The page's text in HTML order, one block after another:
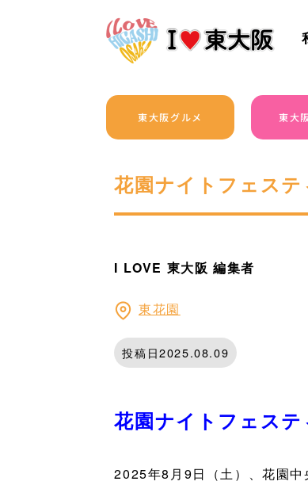
東大阪グルメ 東大
花園ナイトフェステ
I LOVE 東大阪 編集者
東花園
投稿日2025.08.09
花園ナイトフェステ
2025年8月9日（土）、花園